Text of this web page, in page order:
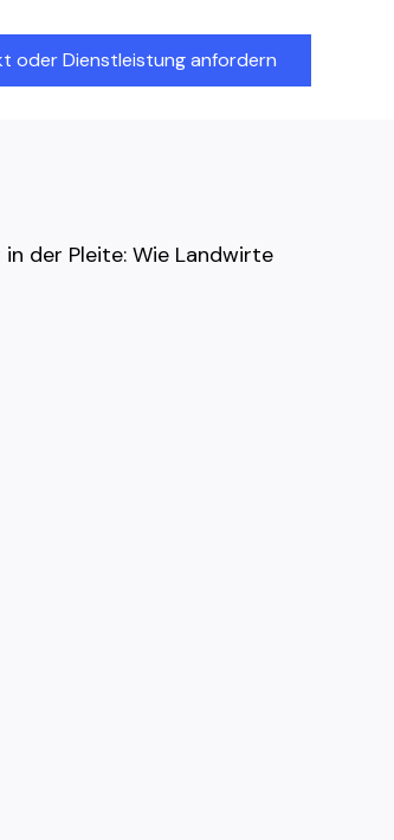
oder Dienstleistung anfordern
der Pleite: Wie Landwirte